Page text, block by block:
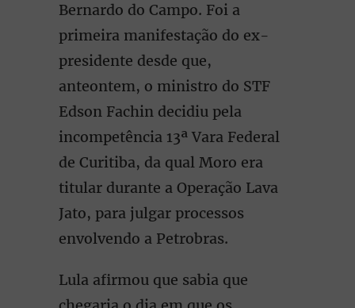
Bernardo do Campo. Foi a
primeira manifestação do ex-
presidente desde que,
anteontem, o ministro do STF
Edson Fachin decidiu pela
incompetência 13ª Vara Federal
de Curitiba, da qual Moro era
titular durante a Operação Lava
Jato, para julgar processos
envolvendo a Petrobras.
Lula afirmou que sabia que